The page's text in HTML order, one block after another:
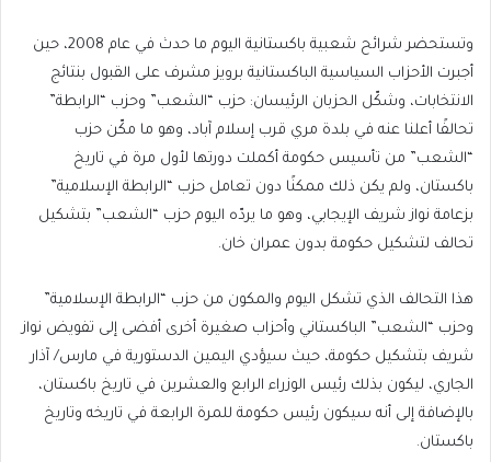
وتستحضر شرائح شعبية باكستانية اليوم ما حدث في عام 2008، حين
أجبرت الأحزاب السياسية الباكستانية برويز مشرف على القبول بنتائج
الانتخابات، وشكّل الحزبان الرئيسان: حزب “الشعب” وحزب “الرابطة”
تحالفًا أعلنا عنه في بلدة مري قرب إسلام آباد، وهو ما مكّن حزب
“الشعب” من تأسيس حكومة أكملت دورتها لأول مرة في تاريخ
باكستان، ولم يكن ذلك ممكنًا دون تعامل حزب “الرابطة الإسلامية”
بزعامة نواز شريف الإيجابي، وهو ما يردّه اليوم حزب “الشعب” بتشكيل
تحالف لتشكيل حكومة بدون عمران خان.
هذا التحالف الذي تشكل اليوم والمكون من حزب “الرابطة الإسلامية”
وحزب “الشعب” الباكستاني وأحزاب صغيرة أخرى أفضى إلى تفويض نواز
شريف بتشكيل حكومة، حيث سيؤدي اليمين الدستورية في مارس/ آذار
الجاري، ليكون بذلك رئيس الوزراء الرابع والعشرين في تاريخ باكستان،
بالإضافة إلى أنه سيكون رئيس حكومة للمرة الرابعة في تاريخه وتاريخ
باكستان.